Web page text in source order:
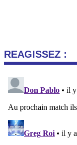
REAGISSEZ :